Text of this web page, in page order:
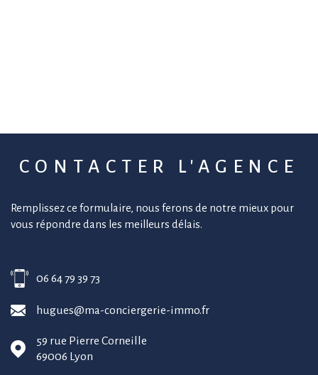
CONTACTER L'AGENCE
Remplissez ce formulaire, nous ferons de notre mieux pour
vous répondre dans les meilleurs délais.
06 64 79 39 73
hugues@ma-conciergerie-immo.fr
59 rue Pierre Corneille
69006 Lyon